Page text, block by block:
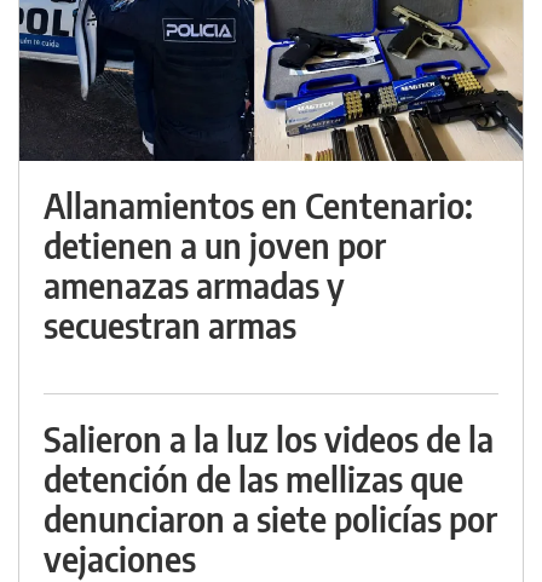
Allanamientos en Centenario:
detienen a un joven por
amenazas armadas y
secuestran armas
Salieron a la luz los videos de la
detención de las mellizas que
denunciaron a siete policías por
vejaciones